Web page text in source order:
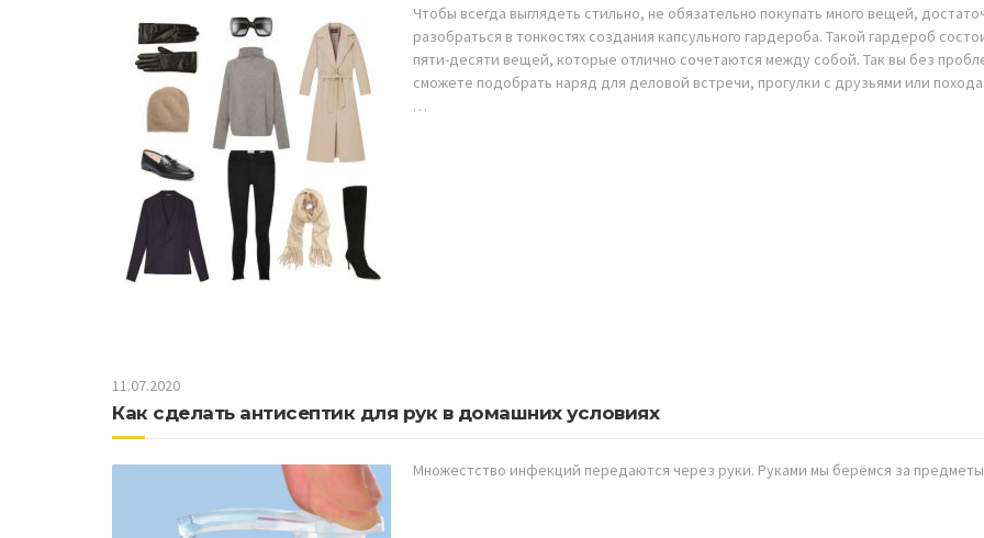
Чтобы всегда выглядеть стильно, не обязательно покупать много вещей,
разобраться в тонкостях создания капсульного гардероба. Такой гардероб
пяти-десяти вещей, которые отлично сочетаются между собой. Так вы без
сможете подобрать наряд для деловой встречи, прогулки с друзьями или
…
11.07.2020
Как сделать антисептик для рук в домашних условиях
Множестство инфекций передаются через руки. Руками мы берёмся за